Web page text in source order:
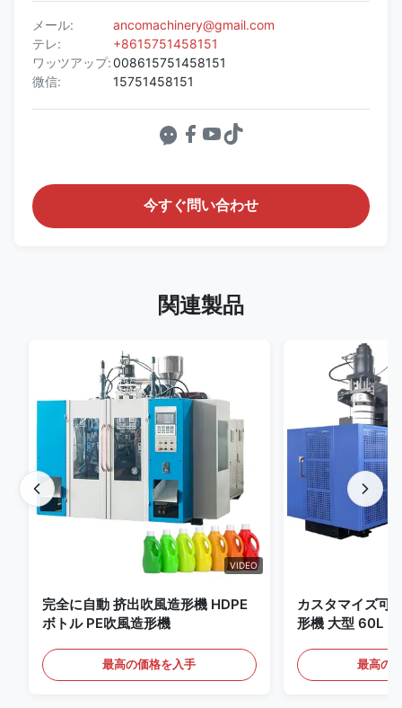
メール:
ancomachinery@gmail.com
テレ:
+8615751458151
ワッツアップ:008615751458151
微信:
15751458151
今すぐ問い合わせ
関連製品
VIDEO
完全に自動 挤出吹風造形機 HDPE
ボトル PE吹風造形機
最高の価格を入手
カスタマイズ可
形機 大型 60L
最高の